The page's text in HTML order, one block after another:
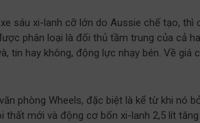
sáu xi-lanh cỡ lớn do Aussie chế tạo, thì
phân loại là đối thủ tầm trung của cả
tin hay không, động lực nhạy bén. Về giá
phòng Wheels, đặc biệt là kể từ khi nó bỏ
mới và động cơ bốn xi-lanh 2,5 lít